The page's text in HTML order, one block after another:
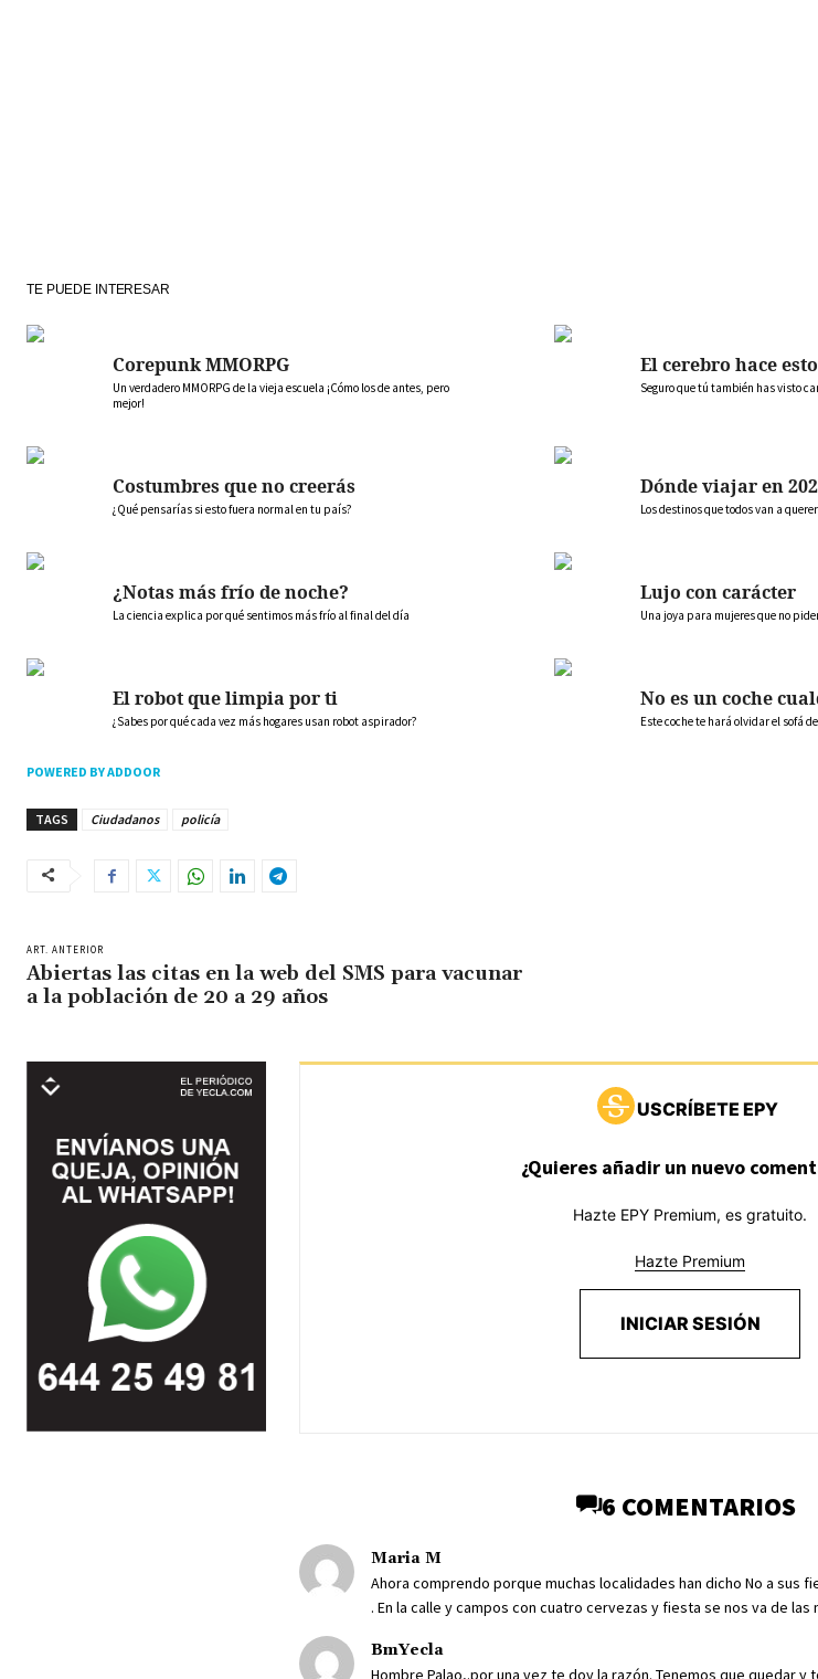
TE PUEDE INTERESAR
Corepunk MMORPG
Un verdadero MMORPG de la vieja escuela ¡Cómo los de antes, pero
mejor!
El cerebro hace esto
Seguro que tú también has visto
Costumbres que no creerás
¿Qué pensarías si esto fuera normal en tu país?
Dónde viajar en
Los destinos que todos van a
¿Notas más frío de noche?
La ciencia explica por qué sentimos más frío al final del día
Lujo con carácter
Una joya para mujeres que no
El robot que limpia por ti
¿Sabes por qué cada vez más hogares usan robot aspirador?
No es un coche
Este coche te hará olvidar el sofá
POWERED BY ADDOOR
TAGS Ciudadanos policía
ART. ANTERIOR
Abiertas las citas en la web del SMS para vacunar
a la población de 20 a 29 años
USCRÍBETE EPY
¿Quieres añadir un nuevo
Hazte EPY Premium, es gratuito.
Hazte Premium
INICIAR SESIÓN
6 COMENTARIOS
Maria M
Ahora comprendo porque muchas localidades han dicho No a sus
. En la calle y campos con cuatro cervezas y fiesta se nos va de
BmYecla
Hombre Palao,.por una vez te doy la razón. Tenemos que quedar y